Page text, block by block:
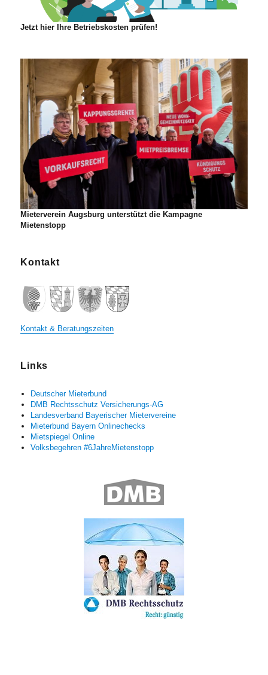
Jetzt hier Ihre Betriebskosten prüfen!
Mieterverein Augsburg unterstützt die Kampagne
Mietenstopp
Kontakt
Kontakt & Beratungszeiten
Links
Deutscher Mieterbund
DMB Rechtsschutz Versicherungs-AG
Landesverband Bayerischer Mietervereine
Mieterbund Bayern Onlinechecks
Mietspiegel Online
Volksbegehren #6JahreMietenstopp